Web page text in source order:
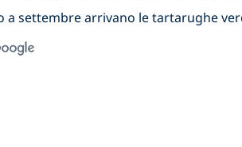
a settembre arrivano le tartarughe